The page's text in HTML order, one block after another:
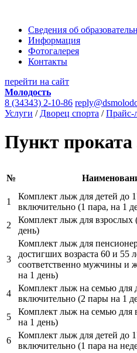
Сведения об
Информация
Фотогалерея
Контакты
перейти на сайт
Молодость
8 (34343) 2-10-86
Услуги / Дворец спорта /Прайс-
Пункт
№
1
Комплект лыж для детей до
включительно (1 пара, на 1
2
Комплект лыж для взрослых
день)
3
Комплект лыж для
достигших возраста 60 и 55
соответственно мужчины и
на 1 день)
4
Комплект лыж на семью для
включительно (2 пары на 1
5
Комплект лыж на семью для
на 1 день)
6
Комплект лыж для детей до
включительно (1 пара на